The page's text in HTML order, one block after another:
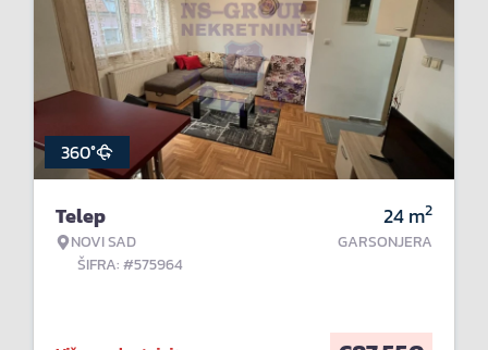
360°
Telep
NOVI SAD
ŠIFRA: #575964
24m2
GARSONJERA